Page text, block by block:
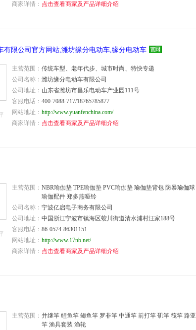
商家详情： 点击查看商家及产品详细介绍
有限公司官方网站,潍坊缘分电动车,缘分电动车
主营范围： 传统车型、老年代步、城市时尚、特快专递
公司名称： 潍坊缘分电动车有限公司
公司地址： 山东省潍坊市昌乐电动车产业园111号
客服电话： 400-7088-717/18765785877
网站地址： http://www.yuanfenchina.com/
商家详情： 点击查看商家及产品详细介绍
主营范围： NBR瑜伽垫 TPE瑜伽垫 PVC瑜伽垫 瑜伽垫背包 防暴瑜伽球
瑜伽配件 郑多燕哑铃
公司名称： 宁波亿启电子商务有限公司
公司地址： 中国浙江宁波市镇海区蛟川街道清水浦村汪家188号
客服电话： 86-0574-86301151
网站地址： http://www.17nb.net/
商家详情： 点击查看商家及产品详细介绍
主营范围： 并继竿 鲤鱼竿 鲫鱼竿 罗非竿 中通竿 前打竿 矶竿 筏竿 路亚
竿 渔具套装 渔轮